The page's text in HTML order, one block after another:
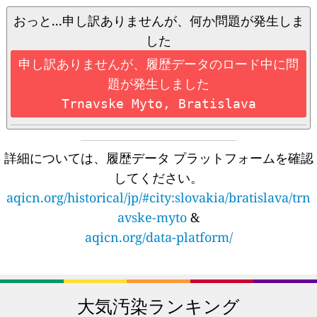
おっと...申し訳ありませんが、何か問題が発生しま
した
申し訳ありませんが、履歴データのロード中に問
題が発生しました
Trnavske Myto, Bratislava
詳細については、履歴データ プラットフォームを確認
してください。
aqicn.org/historical/jp/#city:slovakia/bratislava/trn
avske-myto &
aqicn.org/data-platform/
大気汚染ランキング